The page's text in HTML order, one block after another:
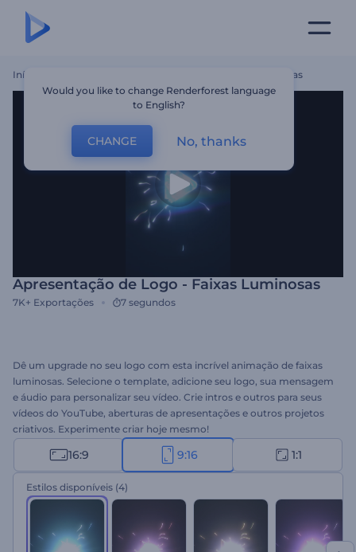
Início Apresentação De Logo - Faixas Luminosas
Apresentação de Logo - Faixas Luminosas
7K+ Exportações 7 segundos
Dê um upgrade no seu logo com esta incrível animação de faixas
luminosas. Selecione o template, adicione seu logo, sua mensagem
e áudio para personalizar seu vídeo. Crie intros e outros para seus
vídeos do YouTube, aberturas de apresentações e outros projetos
criativos. Experimente criar hoje mesmo!
16:9 9:16 1:1
Estilos disponíveis (4)
Would you like to change Renderforest language
to English?
CHANGE No, thanks